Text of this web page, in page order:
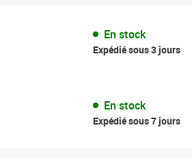
En stock
Expédié sous 3 jours
En stock
Expédié sous 7 jours